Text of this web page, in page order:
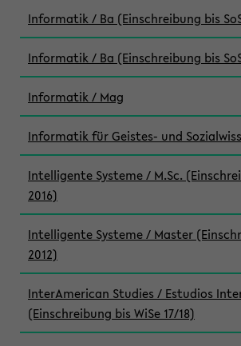
Informatik / Ba (Einschreibung bis
Informatik / Ba (Einschreibung bis
Informatik / Mag
Informatik für Geistes- und
Intelligente Systeme / M.Sc.
2016)
Intelligente Systeme / Master
2012)
InterAmerican Studies / Estudios
(Einschreibung bis WiSe 17/18)